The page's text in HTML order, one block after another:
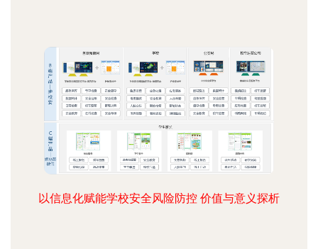
以信息化赋能学校安全风险防控 价值与意义探析